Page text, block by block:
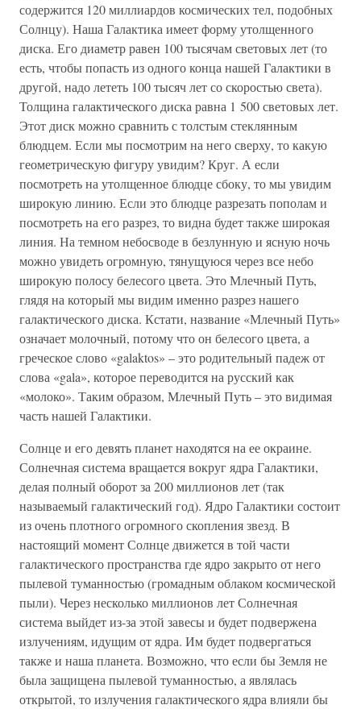
содержится 120 миллиардов космических тел, подобных
Солнцу). Наша Галактика имеет форму утолщенного
диска. Его диаметр равен 100 тысячам световых лет (то
есть, чтобы попасть из одного конца нашей Галактики в
другой, надо лететь 100 тысяч лет со скоростью света).
Толщина галактического диска равна 1 500 световых лет.
Этот диск можно сравнить с толстым стеклянным
блюдцем. Если мы посмотрим на него сверху, то какую
геометрическую фигуру увидим? Круг. А если
посмотреть на утолщенное блюдце сбоку, то мы увидим
широкую линию. Если это блюдце разрезать пополам и
посмотреть на его разрез, то видна будет также широкая
линия. На темном небосводе в безлунную и ясную ночь
можно увидеть огромную, тянущуюся через все небо
широкую полосу белесого цвета. Это Млечный Путь,
глядя на который мы видим именно разрез нашего
галактического диска. Кстати, название «Млечный Путь»
означает молочный, потому что он белесого цвета, а
греческое слово «galaktos» – это родительный падеж от
слова «gala», которое переводится на русский как
«молоко». Таким образом, Млечный Путь – это видимая
часть нашей Галактики.
Солнце и его девять планет находятся на ее окраине.
Солнечная система вращается вокруг ядра Галактики,
делая полный оборот за 200 миллионов лет (так
называемый галактический год). Ядро Галактики состоит
из очень плотного огромного скопления звезд. В
настоящий момент Солнце движется в той части
галактического пространства где ядро закрыто от него
пылевой туманностью (громадным облаком космической
пыли). Через несколько миллионов лет Солнечная
система выйдет из-за этой завесы и будет подвержена
излучениям, идущим от ядра. Им будет подвергаться
также и наша планета. Возможно, что если бы Земля не
была защищена пылевой туманностью, а являлась
открытой, то излучения галактического ядра влияли бы